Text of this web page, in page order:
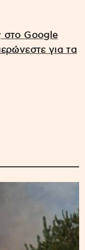
στο Google
για τα